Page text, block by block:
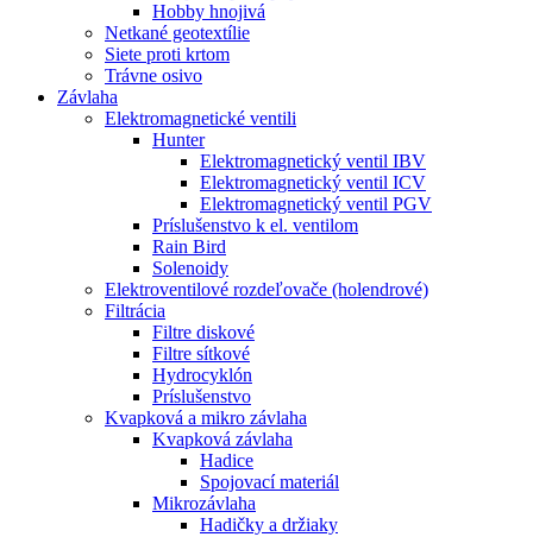
Hobby hnojivá
Netkané geotextílie
Siete proti krtom
Trávne osivo
Závlaha
Elektromagnetické ventili
Hunter
Elektromagnetický ventil IBV
Elektromagnetický ventil ICV
Elektromagnetický ventil PGV
Príslušenstvo k el. ventilom
Rain Bird
Solenoidy
Elektroventilové rozdeľovače (holendrové)
Filtrácia
Filtre diskové
Filtre sítkové
Hydrocyklón
Príslušenstvo
Kvapková a mikro závlaha​
Kvapková závlaha
Hadice
Spojovací materiál
Mikrozávlaha
Hadičky a držiaky